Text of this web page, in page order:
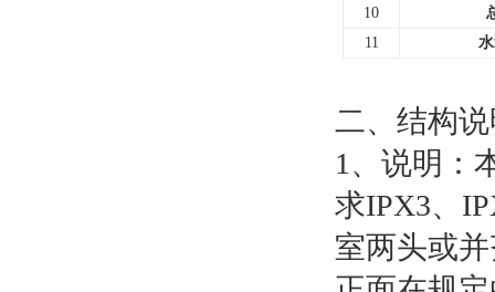
10
11
二、结构
1、说明：
求IPX3、
室两头或